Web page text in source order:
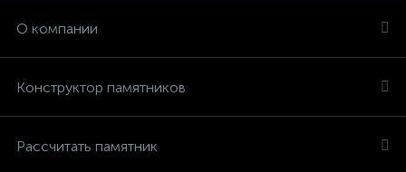
О компании
Конструктор памятников
Рассчитать памятник